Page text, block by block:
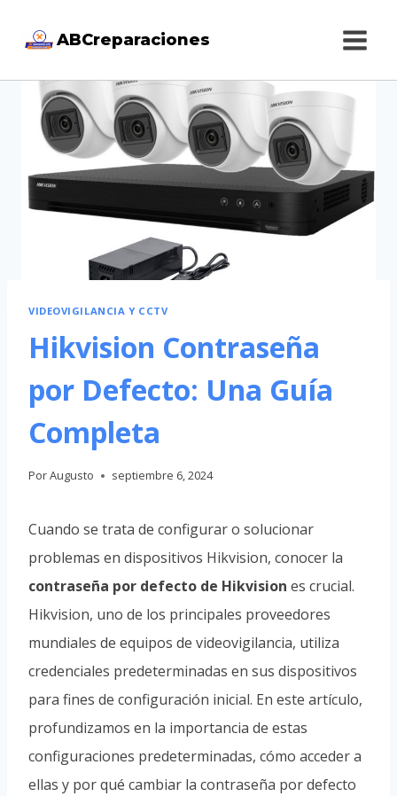
ABCreparaciones
VIDEOVIGILANCIA Y CCTV
Hikvision Contraseña
por Defecto: Una Guía
Completa
PorAugusto septiembre 6, 2024
Cuando se trata de configurar o solucionar
problemas en dispositivos Hikvision, conocer la
contraseña por defecto de Hikvision es crucial.
Hikvision, uno de los principales proveedores
mundiales de equipos de videovigilancia, utiliza
credenciales predeterminadas en sus dispositivos
para fines de configuración inicial. En este artículo,
profundizamos en la importancia de estas
configuraciones predeterminadas, cómo acceder a
ellas y por qué cambiar la contraseña por defecto